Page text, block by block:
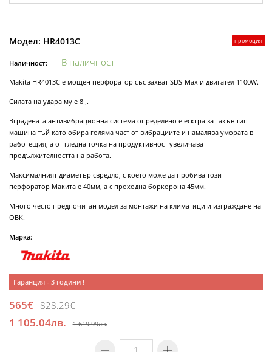
промоция
Модел: HR4013C
Наличност: В наличност
Makita HR4013C e мощен перфоратор със захват SDS-Max и двигател 1100W.
Силата на удара му е 8 J.
Вградената антивибрационна система определено е есктра за такъв тип
машина тъй като обира голяма част от вибрациите и намалява умората в
работещия, а от гледна точка на продуктивност увеличава
продължителността на работа.
Максималният диаметър свредло, с което може да пробива този
перфоратор Макита е 40мм, а с проходна боркорона 45мм.
Много често предпочитан модел за монтажи на климатици и изграждане на
ОВК.
Марка:
Гаранция - 3 години !
565€ 828.29€
1 105.04лв. 1 619.99лв.